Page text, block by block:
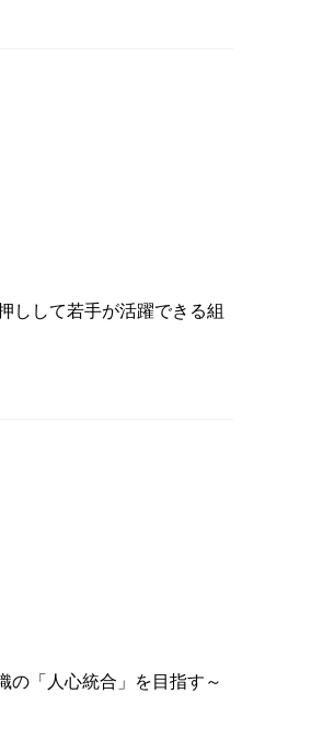
しして若手が活躍できる組
の「人心統合」を目指す～